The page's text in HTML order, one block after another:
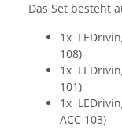
Das Set besteht
1x
108)
1x
101)
1x
ACC 103)